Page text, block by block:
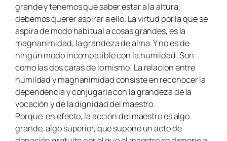
grande y tenemos que saber estar a la altura,
debemos querer aspirar a ello. La virtud por la que se
aspira de modo habitual a cosas grandes, es la
magnanimidad, la grandeza de alma. Y no es de
ningún modo incompatible con la humildad. Son
como las dos caras de lo mismo: La relación entre
humildad y magnanimidad consiste en reconocer la
dependencia y conjugarla con la grandeza de la
vocación y de la dignidad del maestro.
Porque, en efecto, la acción del maestro es algo
grande, algo superior, que supone un acto de